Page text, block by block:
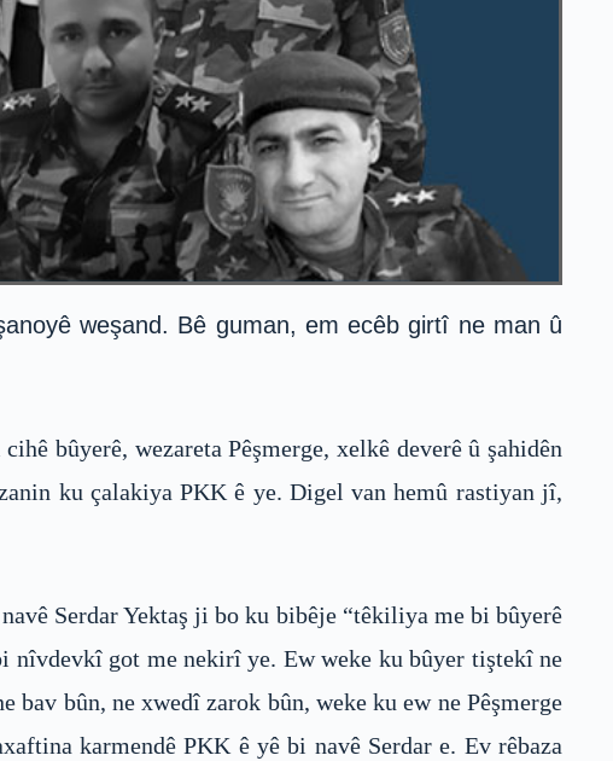
weşand. Bê guman, em ecêb girtî ne man û
bûyerê, wezareta Pêşmerge, xelkê deverê û şahidên
ku çalakiya PKK ê ye. Digel van hemû rastiyan jî,
Serdar Yektaş ji bo ku bibêje “têkiliya me bi bûyerê
nîvdevkî got me nekirî ye. Ew weke ku bûyer tiştekî ne
bûn, ne xwedî zarok bûn, weke ku ew ne Pêşmerge
karmendê PKK ê yê bi navê Serdar e. Ev rêbaza